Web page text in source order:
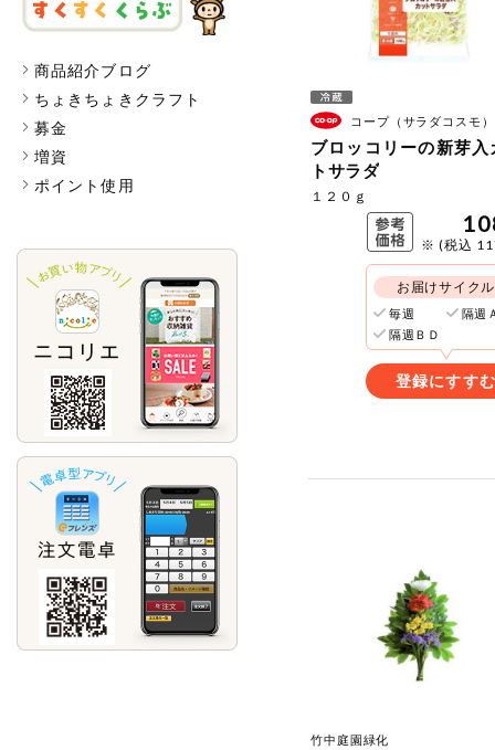
商品紹介ブログ
ちょきちょきクラフト
募金
増資
ポイント使用
コープ（サラダコスモ）
ブロッコリーの新芽入
トサラダ
１２０ｇ
※ (税込
お届けサイクル
毎週
隔週
隔週ＢＤ
登録にすすむ
竹中庭園緑化